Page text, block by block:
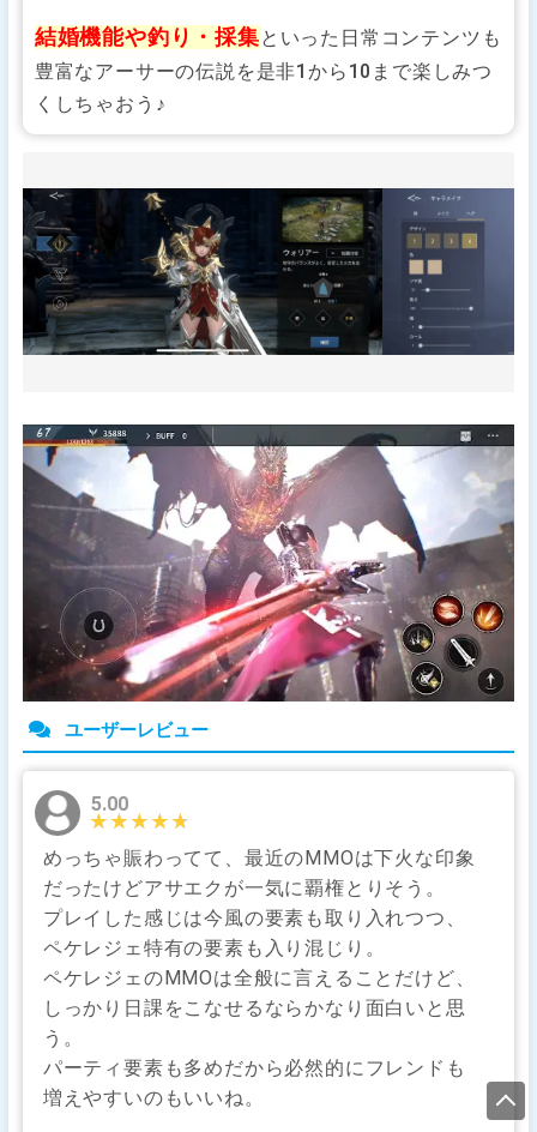
結婚機能や釣り・採集といった日常コンテンツも
豊富なアーサーの伝説を是非1から10まで楽しみつ
くしちゃおう♪
ユーザーレビュー
5.00
★★★★★
★★★★★
めっちゃ賑わってて、最近のMMOは下火な印象
だったけどアサエクが一気に覇権とりそう。
プレイした感じは今風の要素も取り入れつつ、
ペケレジェ特有の要素も入り混じり。
ペケレジェのMMOは全般に言えることだけど、
しっかり日課をこなせるならかなり面白いと思
う。
パーティ要素も多めだから必然的にフレンドも
増えやすいのもいいね。